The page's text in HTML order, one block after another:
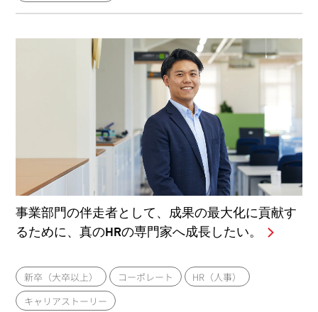
事業部門の伴走者として、成果の最大化に貢献す
るために、真のHRの専門家へ成長したい。
新卒（大卒以上） コーポレート
HR（人事）
キャリアストーリー